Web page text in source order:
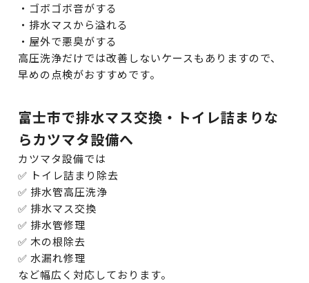
・ゴボゴボ音がする
・排水マスから溢れる
・屋外で悪臭がする
高圧洗浄だけでは改善しないケースもありますので、
早めの点検がおすすめです。
富士市で排水マス交換・トイレ詰まりな
らカツマタ設備へ
カツマタ設備では
✅ トイレ詰まり除去
✅ 排水管高圧洗浄
✅ 排水マス交換
✅ 排水管修理
✅ 木の根除去
✅ 水漏れ修理
など幅広く対応しております。